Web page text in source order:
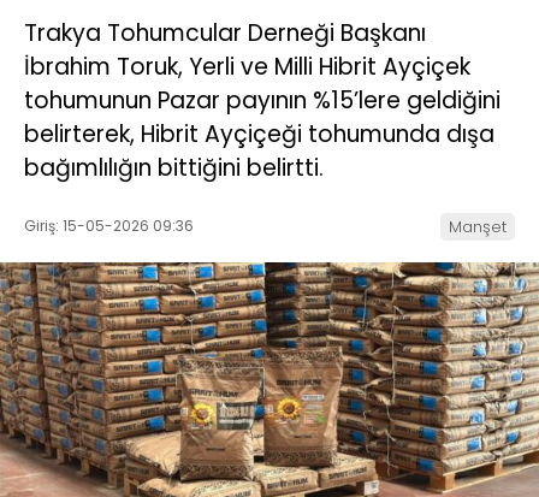
Trakya Tohumcular Derneği Başkanı
İbrahim Toruk, Yerli ve Milli Hibrit Ayçiçek
tohumunun Pazar payının %15’lere geldiğini
belirterek, Hibrit Ayçiçeği tohumunda dışa
bağımlılığın bittiğini belirtti.
Giriş: 15-05-2026 09:36 Manşet